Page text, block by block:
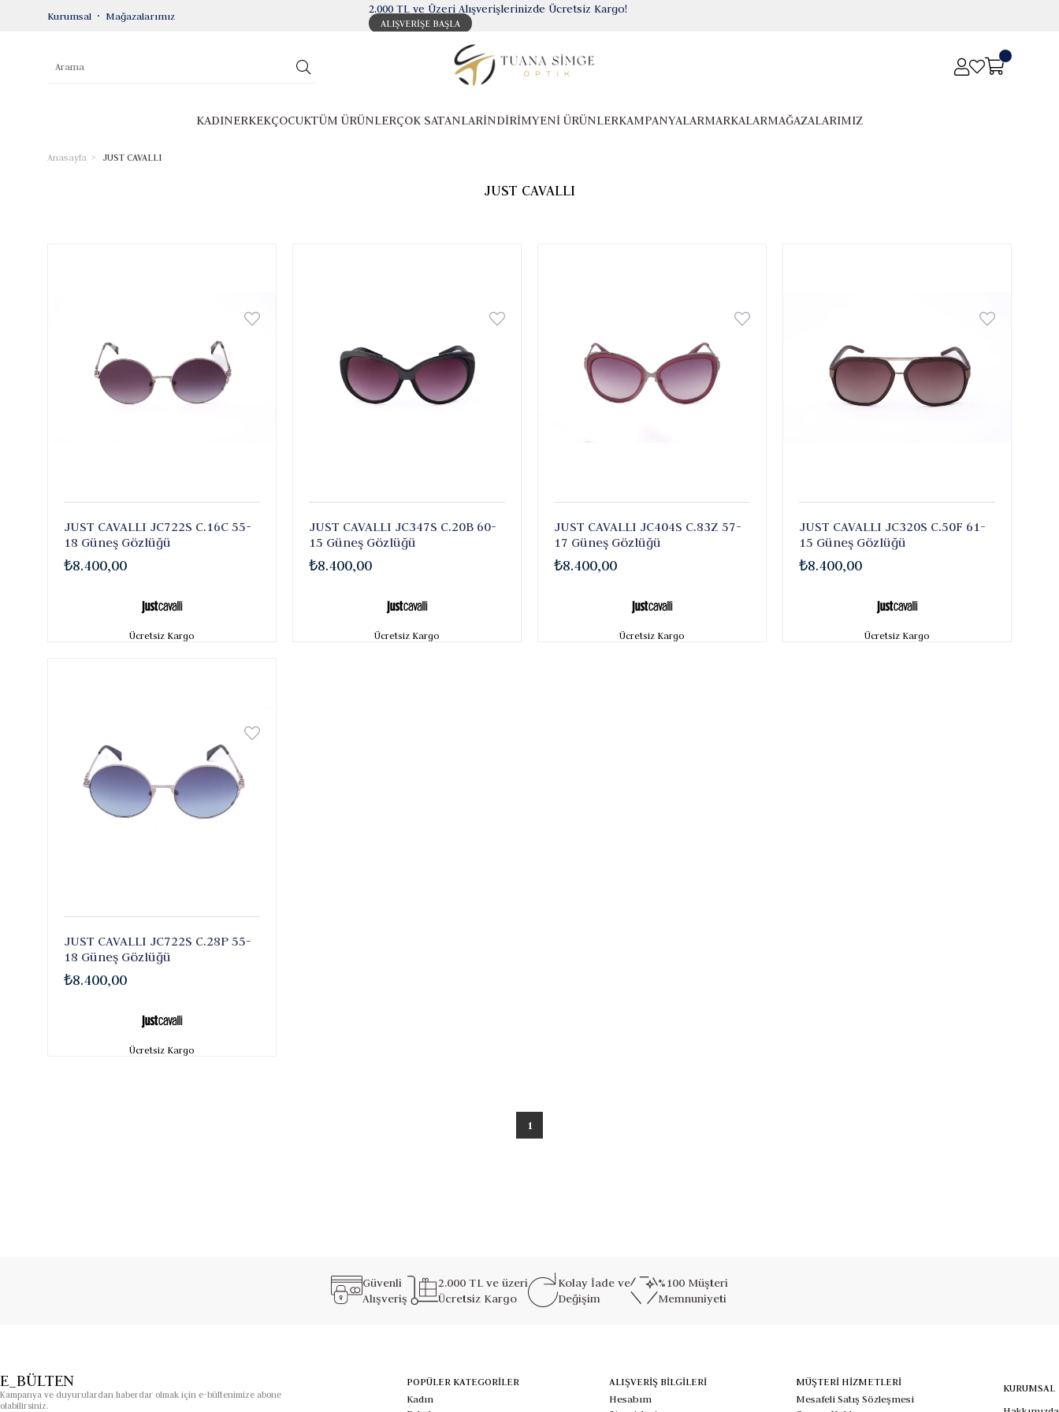
Kurumsal Mağazalarımız 2.000 TL ve Üzeri Alışverişlerinizde Ücretsiz Kargo!
ALIŞVERİŞE BAŞLA
KADINERKEKÇOCUKTÜM ÜRÜNLERÇOK SATANLARİNDİRİMYENİ ÜRÜNLERKAMPANYALARMARKALARMAĞAZALARIMIZ
Anasayfa JUST CAVALLI
JUST CAVALLI
JUST CAVALLI JC722S C.16C 55-
18 Güneş Gözlüğü
₺8.400,00
Ücretsiz Kargo
JUST CAVALLI JC347S C.20B 60-
15 Güneş Gözlüğü
₺8.400,00
Ücretsiz Kargo
JUST CAVALLI JC404S C.83Z 57-
17 Güneş Gözlüğü
₺8.400,00
Ücretsiz Kargo
JUST CAVALLI JC320S C.50F 61-
15 Güneş Gözlüğü
₺8.400,00
Ücretsiz Kargo
JUST CAVALLI JC722S C.28P 55-
18 Güneş Gözlüğü
₺8.400,00
Ücretsiz Kargo
1
Güvenli
Alışveriş
2.000 TL ve üzeri
Ücretsiz Kargo
Kolay İade ve
Değişim
%100 Müşteri
Memnuniyeti
E_BÜLTEN
Kampanya ve duyurulardan haberdar olmak için e-bültenimize abone
olabilirsiniz.
POPÜLER KATEGORİLER
Kadın
ALIŞVERİŞ BİLGİLERİ
Hesabım
MÜŞTERİ HİZMETLERİ
Mesafeli Satış Sözleşmesi
KURUMSAL